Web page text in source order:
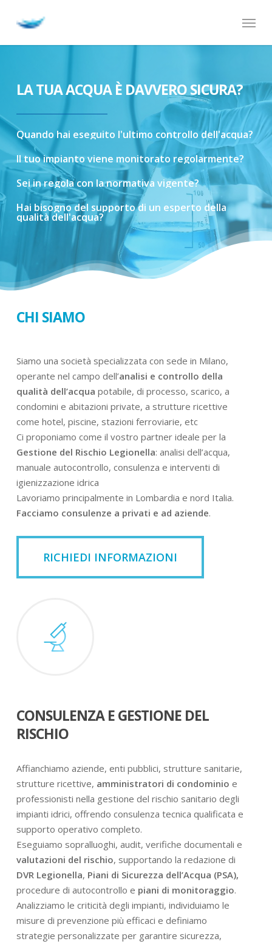
Menu
LA TUA ACQUA È DAVVERO SICURA?
Quando hai eseguito l'ultimo controllo dell'acqua?
Il tuoimpianto viene monitorato regolarmente?
Seiinregola con lanormativa vigente?
Hai bisognodel supportodi un esperto della
qualitàdell'acqua?
CHI SIAMO
Siamo una società specializzata con sede in Milano,
operante nel campo dell’analisi e controllo della
qualità dell’acqua potabile, di processo, scarico, a
condomini e abitazioni private, a strutture ricettive
come hotel, piscine, stazioni ferroviarie, etc
Ci proponiamo come il vostro partner ideale per la
Gestione del Rischio Legionella: analisi dell’acqua,
manuale autocontrollo, consulenza e interventi di
igienizzazione idrica
Lavoriamo principalmente in Lombardia e nord Italia.
Facciamo consulenze a privati e ad aziende.
RICHIEDI INFORMAZIONI
CONSULENZA E GESTIONE DEL
RISCHIO
Affianchiamo aziende, enti pubblici, strutture sanitarie,
strutture ricettive, amministratori di condominio e
professionisti nella gestione del rischio sanitario degli
impianti idrici, offrendo consulenza tecnica qualificata e
supporto operativo completo.
Eseguiamo sopralluoghi, audit, verifiche documentali e
valutazioni del rischio, supportando la redazione di
DVR Legionella, Piani di Sicurezza dell’Acqua (PSA),
procedure di autocontrollo e piani di monitoraggio.
Analizziamo le criticità degli impianti, individuiamo le
misure di prevenzione più efficaci e definiamo
strategie personalizzate per garantire sicurezza,